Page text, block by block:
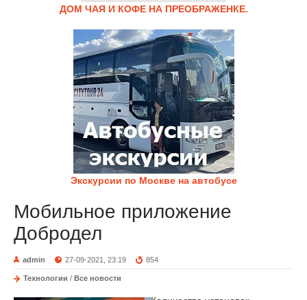
ДОМ ЧАЯ И КОФЕ НА ПРЕОБРАЖЕНКЕ.
Экскурсии по Москве на автобусе
Мобильное приложение
Добродел
admin 27-09-2021, 23:19 854
Технологии / Все новости